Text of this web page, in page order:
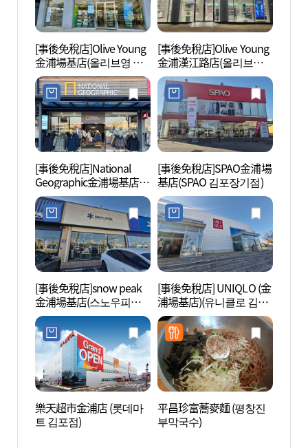
[事後免稅店]Olive Young
金浦場基店(올리브영 김
포장기점)
[事後免稅店]Olive Young
金浦漢江路店(올리브영
김포한강로점)
[事後免稅店]National
Geographic金浦場基店
(내셔널지오그래픽 김포
장기점)
[事後免稅店]SPAO金浦場
基店(SPAO 김포장기점)
[事後免稅店]snow peak
金浦場基店(스노우피크
김포장기점)
[事後免稅店] UNIQLO (金
浦場基店)(유니클로 김포
장기점)
樂天超市金浦店 (롯데마
트 김포점)
平昌珍富蕎麥麵 (평창진
부막국수)